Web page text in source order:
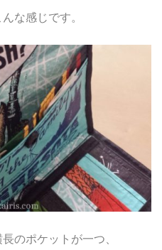
な感じです。
のポケットが一つ、